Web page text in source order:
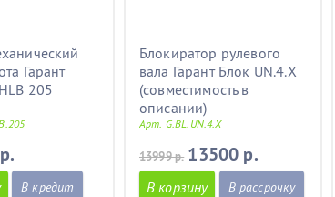
Гарант
205
В кредит
Блокиратор рулевого
вала Гарант Блок UN.4.X
(совместимость в
описании)
Арт. G.BL.UN.4.X
13999 р. 13500 р.
В корзину В рассрочку